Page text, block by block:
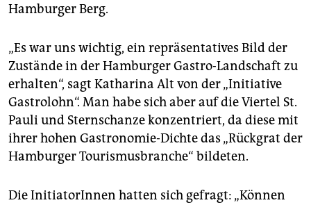
Hamburger Berg.
„Es war uns wichtig, ein repräsentatives Bild der
Zustände in der Hamburger Gastro-Landschaft zu
erhalten“, sagt Katharina Alt von der „Initiative
Gastrolohn“. Man habe sich aber auf die Viertel St.
Pauli und Sternschanze konzentriert, da diese mit
ihrer hohen Gastronomie-Dichte das „Rückgrat der
Hamburger Tourismusbranche“ bildeten.
Die InitiatorInnen hatten sich gefragt: „Können